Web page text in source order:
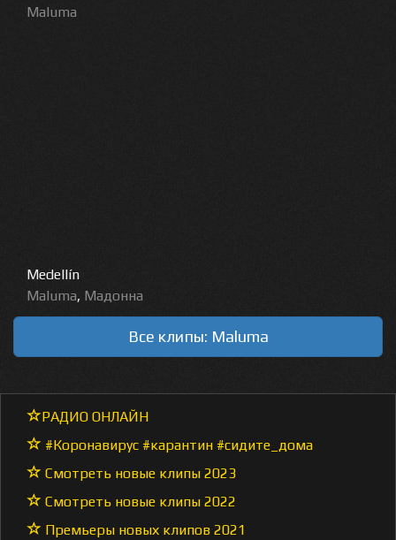
Maluma
Medellín
Maluma, Мадонна
Все клипы: Maluma
РАДИО ОНЛАЙН
#Коронавирус #карантин #сидите_дома
Смотреть новые клипы 2023
Смотреть новые клипы 2022
Премьеры новых клипов 2021